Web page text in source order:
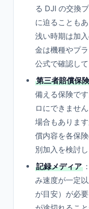
る DJI の交換
に迫ることも
浅い時期は加
金は機種やプ
公式で確認して
第三者賠償保険
備える保険で
ロにできませ
場合もありま
償内容を各保
別加入を検討し
記録メディア
み速度が一定
が目安）が必